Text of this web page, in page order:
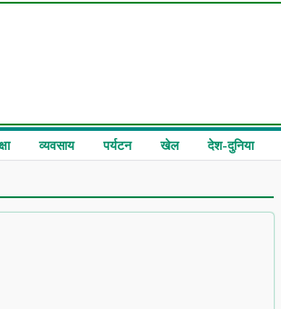
व्यवसाय पर्यटन खेल देश-दुनिया